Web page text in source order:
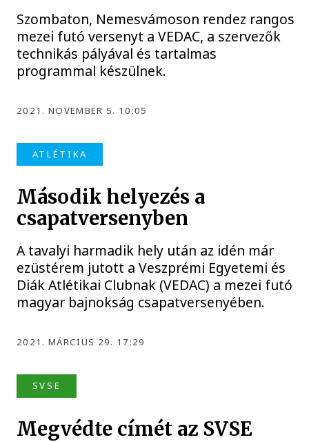
Szombaton, Nemesvámoson rendez rangos
mezei futó versenyt a VEDAC, a szervezők
technikás pályával és tartalmas
programmal készülnek.
2021. NOVEMBER 5. 10:05
ATLÉTIKA
Második helyezés a
csapatversenyben
A tavalyi harmadik hely után az idén már
ezüstérem jutott a Veszprémi Egyetemi és
Diák Atlétikai Clubnak (VEDAC) a mezei futó
magyar bajnokság csapatversenyében.
2021. MÁRCIUS 29. 17:29
SVSE
Megvédte címét az SVSE